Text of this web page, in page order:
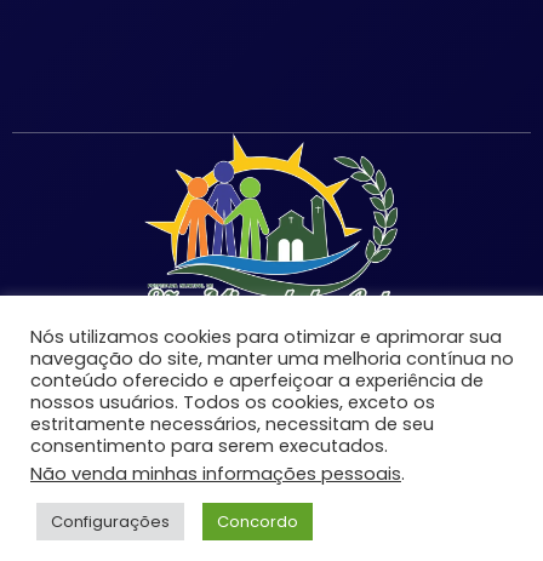
©Copyright 2026 | Prefeitura Municipal de São Miguel
do Anta-MG | Todos os direitos reservados.
Desenvolvido por:
Nós utilizamos cookies para otimizar e aprimorar sua
navegação do site, manter uma melhoria contínua no
conteúdo oferecido e aperfeiçoar a experiência de
nossos usuários. Todos os cookies, exceto os
estritamente necessários, necessitam de seu
consentimento para serem executados.
Não venda minhas informações pessoais.
Configurações Concordo